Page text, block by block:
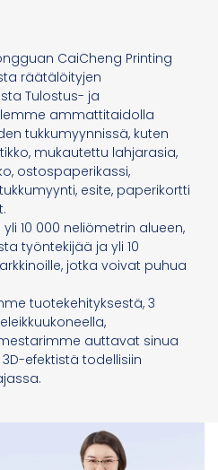
CaiCheng Printing
räätälöityjen
Tulostus- ja
ammattitaidolla
tukkumyynnissä, kuten
mukautettu lahjarasia,
ostospaperikassi,
esite, paperikortti
10 000 neliömetrin alueen,
työntekijää ja yli 10
jotka voivat puhua
tuotekehityksestä, 3
auttavat sinua
efektistä todellisiin